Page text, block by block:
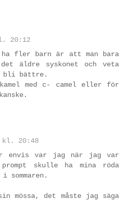
20:12
ha fler barn är att man bara
äldre syskonet och veta
bli bättre.
med c- camel eller för
kl. 20:48
envis var jag när jag var
skulle ha mina röda
mössa, det måste jag säga